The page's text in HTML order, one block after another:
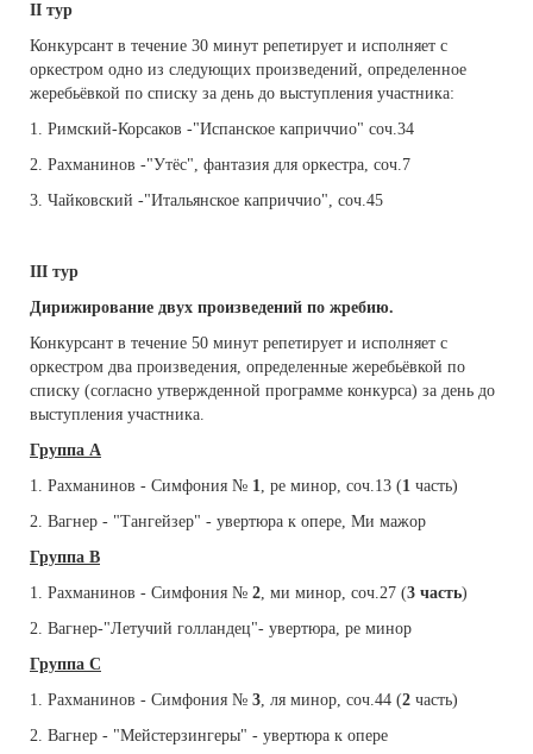
II тур
Конкурсант в течение 30 минут репетирует и исполняет с
оркестром одно из следующих произведений, определенное
жеребьёвкой по списку за день до выступления участника:
1. Римский-Корсаков -"Испанское каприччио" соч.34
2. Рахманинов -"Утёс", фантазия для оркестра, соч.7
3. Чайковский -"Итальянское каприччио", соч.45
III тур
Дирижирование двух произведений по жребию.
Конкурсант в течение 50 минут репетирует и исполняет с
оркестром два произведения, определенные жеребьёвкой по
списку (согласно утвержденной программе конкурса) за день до
выступления участника.
Группа A
1. Рахманинов - Симфония № 1 , ре минор, соч.13 (1 часть)
2. Вагнер - "Тангейзер" - увертюра к опере, Ми мажор
Группа B
1. Рахманинов - Симфония № 2 , ми минор, соч.27 (3 часть)
2. Вагнер-"Летучий голландец"- увертюра, ре минор
Группа C
1. Рахманинов - Симфония № 3 , ля минор, соч.44 (2 часть)
2. Вагнер - "Мейстерзингеры" - увертюра к опере